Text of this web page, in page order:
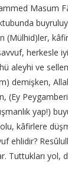
Masum
(Mülhid)ler,
herkesle
aleyhi ve
demişken,
(Ey
yap!)
kâfirlere
ehlidir?
Tuttukları yol,